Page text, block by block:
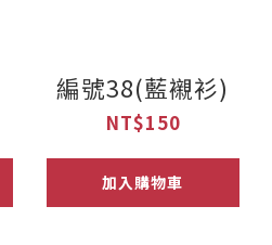
編號38(藍襯衫)
NT$150
加入購物車